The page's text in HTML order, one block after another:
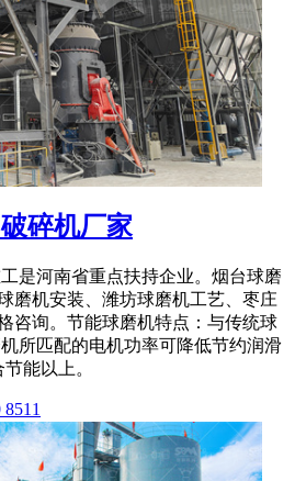
碎机厂家
是河南省重点扶持企业。烟台球磨
磨机安装、潍坊球磨机工艺、枣庄
咨询。节能球磨机特点：与传统球
所匹配的电机功率可降低节约润滑
能以上。